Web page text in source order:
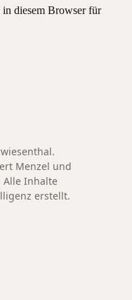
diesem Browser für
Menzel und
Alle Inhalte
erstellt.